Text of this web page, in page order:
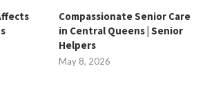
Compassionate Senior Care
in Central Queens | Senior
Helpers
May 8, 2026